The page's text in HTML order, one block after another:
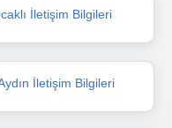
İletişim Bilgileri
İletişim Bilgileri